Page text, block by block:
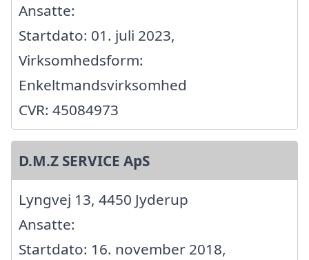
Ansatte:
Startdato: 01. juli 2023,
Virksomhedsform:
Enkeltmandsvirksomhed
CVR: 45084973
D.M.Z SERVICE ApS
Lyngvej 13, 4450 Jyderup
Ansatte:
Startdato: 16. november 2018,